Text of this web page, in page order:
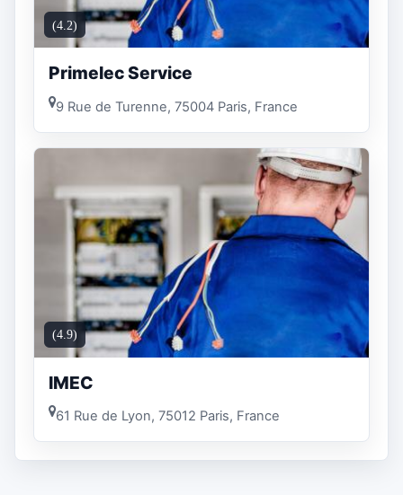
(4.2)
Primelec Service
9 Rue de Turenne, 75004 Paris, France
(4.9)
IMEC
61 Rue de Lyon, 75012 Paris, France